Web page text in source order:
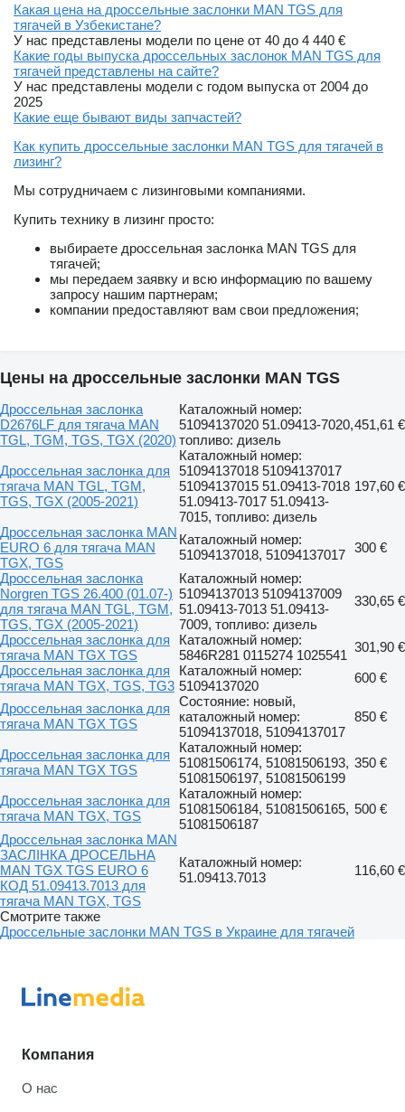
Какая цена на дроссельные заслонки MAN TGS для
тягачей в Узбекистане?
У нас представлены модели по цене от 40 до 4 440 €
Какие годы выпуска дроссельных заслонок MAN TGS для
тягачей представлены на сайте?
У нас представлены модели с годом выпуска от 2004 до
2025
Какие еще бывают виды запчастей?
Как купить дроссельные заслонки MAN TGS для тягачей в
лизинг?
Мы сотрудничаем с лизинговыми компаниями.
Купить технику в лизинг просто:
выбираете дроссельная заслонка MAN TGS для
тягачей;
мы передаем заявку и всю информацию по вашему
запросу нашим партнерам;
компании предоставляют вам свои предложения;
Цены на дроссельные заслонки MAN TGS
Дроссельная заслонка
D2676LF для тягача MAN
TGL, TGM, TGS, TGX (2020)
Каталожный номер:
51094137020 51.09413-7020,
топливо: дизель
451,61 €
Дроссельная заслонка для
тягача MAN TGL, TGM,
TGS, TGX (2005-2021)
Каталожный номер:
51094137018 51094137017
51094137015 51.09413-7018
51.09413-7017 51.09413-
7015, топливо: дизель
197,60 €
Дроссельная заслонка MAN
EURO 6 для тягача MAN
TGX, TGS
Каталожный номер:
51094137018, 51094137017 300 €
Дроссельная заслонка
Norgren TGS 26.400 (01.07-)
для тягача MAN TGL, TGM,
TGS, TGX (2005-2021)
Каталожный номер:
51094137013 51094137009
51.09413-7013 51.09413-
7009, топливо: дизель
330,65 €
Дроссельная заслонка для
тягача MAN TGX TGS
Каталожный номер:
5846R281 0115274 1025541
301,90 €
Дроссельная заслонка для
тягача MAN TGX, TGS, TG3
Каталожный номер:
51094137020
600 €
Дроссельная заслонка для
тягача MAN TGX TGS
Состояние: новый,
каталожный номер:
51094137018, 51094137017
850 €
Дроссельная заслонка для
тягача MAN TGX TGS
Каталожный номер:
51081506174, 51081506193,
51081506197, 51081506199
350 €
Дроссельная заслонка для
тягача MAN TGX, TGS
Каталожный номер:
51081506184, 51081506165,
51081506187
500 €
Дроссельная заслонка MAN
ЗАСЛІНКА ДРОСЕЛЬНА
MAN TGX TGS EURO 6
КОД 51.09413.7013 для
тягача MAN TGX, TGS
Каталожный номер:
51.09413.7013
116,60 €
Смотрите также
Дроссельные заслонки MAN TGS в Украине для тягачей
Компания
О нас